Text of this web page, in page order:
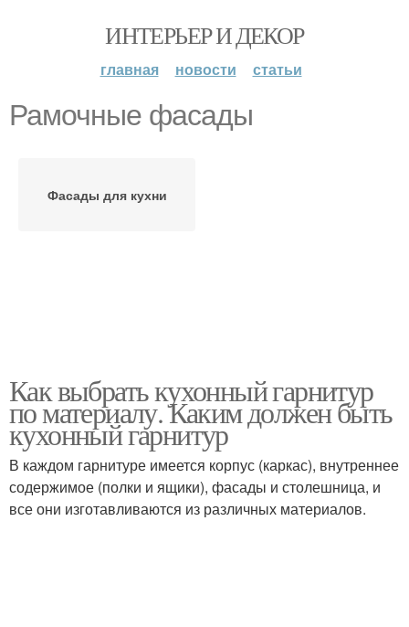
ИНТЕРЬЕР И ДЕКОР
главная новости статьи
Рамочные фасады
Фасады для кухни
Как выбрать кухонный гарнитур
по материалу. Каким должен быть
кухонный гарнитур
В каждом гарнитуре имеется корпус (каркас), внутреннее
содержимое (полки и ящики), фасады и столешница, и
все они изготавливаются из различных материалов.